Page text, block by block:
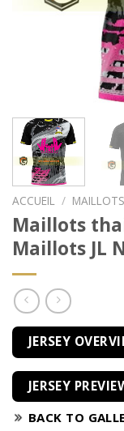
ACCUEIL /
Maillots
Maillots JL
JERSEY
JERSEY
BACK TO